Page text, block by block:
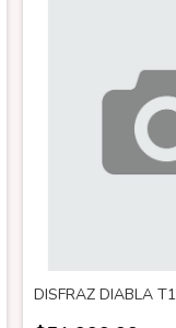
DISFRAZ DIABLA T1